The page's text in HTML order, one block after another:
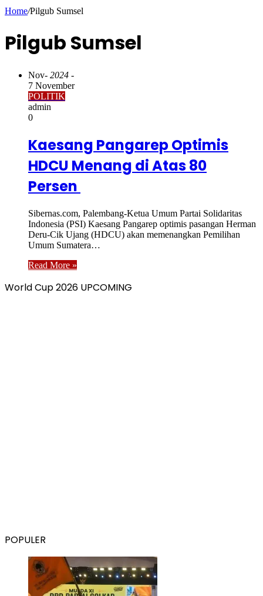
Home/Pilgub Sumsel
Pilgub Sumsel
Nov- 2024 -
7 November
POLITIK
admin
0
Kaesang Pangarep Optimis
HDCU Menang di Atas 80
Persen
Sibernas.com, Palembang-Ketua Umum Partai Solidaritas
Indonesia (PSI) Kaesang Pangarep optimis pasangan Herman
Deru-Cik Ujang (HDCU) akan memenangkan Pemilihan
Umum Sumatera…
Read More »
World Cup 2026 UPCOMING
POPULER